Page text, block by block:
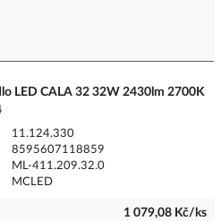
LED CALA 32 32W 2430lm 2700K
11.124.330
8595607118859
ML-411.209.32.0
MCLED
1 079,08 Kč/ks